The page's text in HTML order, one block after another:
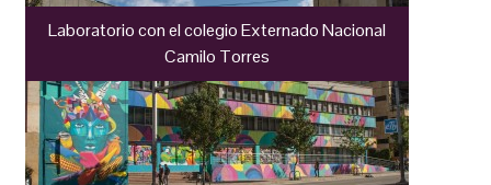
Laboratorio con el colegio Externado Nacional
Camilo Torres